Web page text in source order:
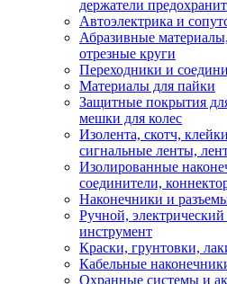
держатели
Автоэлектрика и
Абразивные
отрезные круги
Переходники и
Материалы для пайки
Защитные покрытия
мешки для колес
Изолента, скотч,
сигнальные ленты,
Изолированные
соединители,
Наконечники и
Ручной,
инструмент
Краски, грунтовки,
Кабельные
Охранные системы и